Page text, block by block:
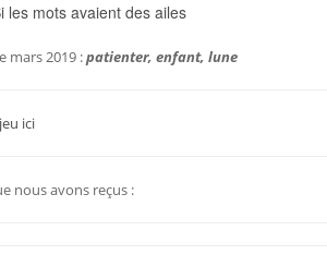
les mots avaient des ailes
mars 2019 :patienter, enfant, lune
ici
nous avons reçus :